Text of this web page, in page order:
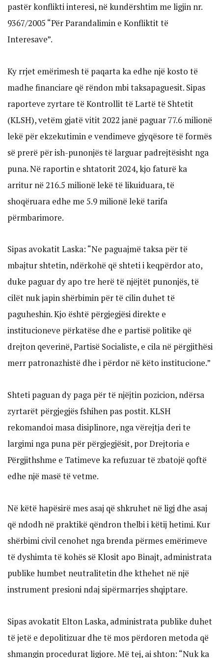
pastër konflikti interesi, në kundërshtim me ligjin nr.
9367/2005 “Për Parandalimin e Konfliktit të
Interesave”.
Ky rrjet emërimesh të paqarta ka edhe një kosto të
madhe financiare që rëndon mbi taksapaguesit. Sipas
raporteve zyrtare të Kontrollit të Lartë të Shtetit
(KLSH), vetëm gjatë vitit 2022 janë paguar 77.6 milionë
lekë për ekzekutimin e vendimeve gjyqësore të formës
së prerë për ish-punonjës të larguar padrejtësisht nga
puna. Në raportin e shtatorit 2024, kjo faturë ka
arritur në 216.5 milionë lekë të likuiduara, të
shoqëruara edhe me 5.9 milionë lekë tarifa
përmbarimore.
Sipas avokatit Laska: “Ne paguajmë taksa për të
mbajtur shtetin, ndërkohë që shteti i keqpërdor ato,
duke paguar dy apo tre herë të njëjtët punonjës, të
cilët nuk japin shërbimin për të cilin duhet të
paguheshin. Kjo është përgjegjësi direkte e
institucioneve përkatëse dhe e partisë politike që
drejton qeverinë, Partisë Socialiste, e cila në përgjithësi
merr patronazhistë dhe i përdor në këto institucione.”
Shteti paguan dy paga për të njëjtin pozicion, ndërsa
zyrtarët përgjegjës fshihen pas postit. KLSH
rekomandoi masa disiplinore, nga vërejtja deri te
largimi nga puna për përgjegjësit, por Drejtoria e
Përgjithshme e Tatimeve ka refuzuar të zbatojë qoftë
edhe një masë të vetme.
Në këtë hapësirë mes asaj që shkruhet në ligj dhe asaj
që ndodh në praktikë qëndron thelbi i këtij hetimi. Kur
shërbimi civil cenohet nga brenda përmes emërimeve
të dyshimta të kohës së Klosit apo Binajt, administrata
publike humbet neutralitetin dhe kthehet në një
instrument presioni ndaj sipërmarrjes shqiptare.
Sipas avokatit Elton Laska, administrata publike duhet
të jetë e depolitizuar dhe të mos përdoren metoda që
shmangin procedurat ligjore. Më tej, ai shton: “Nuk ka